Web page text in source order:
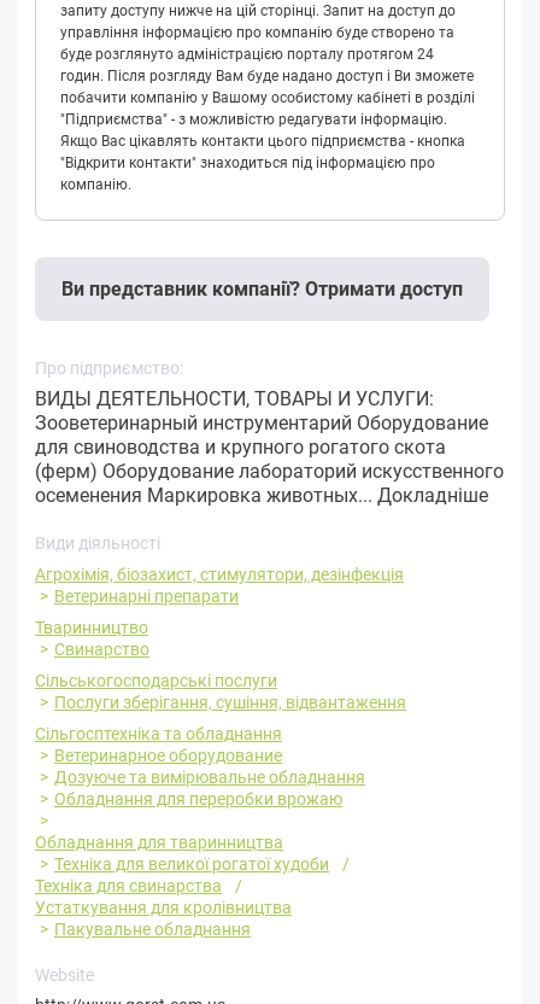
запиту доступу нижче на цій сторінці. Запит на доступ до
управління інформацією про компанію буде створено та
буде розглянуто адміністрацією порталу протягом 24
годин. Після розгляду Вам буде надано доступ і Ви зможете
побачити компанію у Вашому особистому кабінеті в розділі
"Підприємства" - з можливістю редагувати інформацію.
Якщо Вас цікавлять контакти цього підприємства - кнопка
"Відкрити контакти" знаходиться під інформацією про
компанію.
Ви представник компанії? Отримати доступ
Про підприємство:
ВИДЫ ДЕЯТЕЛЬНОСТИ, ТОВАРЫ И УСЛУГИ:
Зооветеринарный инструментарий Оборудование
для свиноводства и крупного рогатого скота
(ферм) Оборудование лабораторий искусственного
осеменения Маркировка животных... Докладніше
Види діяльності
Агрохімія, біозахист, стимулятори, дезінфекція
Ветеринарні препарати
Тваринництво
Свинарство
Сільськогосподарські послуги
Послуги зберігання, сушіння, відвантаження
Сільгосптехніка та обладнання
Ветеринарное оборудование
Дозуюче та вимірювальне обладнання
Обладнання для переробки врожаю
Обладнання для тваринництва
Техніка для великої рогатої худоби
Техніка для свинарства
Устаткування для кролівництва
Пакувальне обладнання
Website